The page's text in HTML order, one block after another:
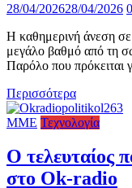
28/04/202628/04/2026
Η καθημερινή άνεση σε
μεγάλο βαθμό από τη
Παρόλο που πρόκειται
Περισσότερα
ΜΜΕ Τεχνολογία
Ο τελευταίος
στο Ok-radio